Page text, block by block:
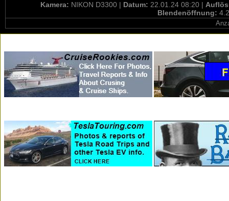
Kamera: NIKON D3300 | Datum: 22.01.24 08:20 |
Blendenöffnung: